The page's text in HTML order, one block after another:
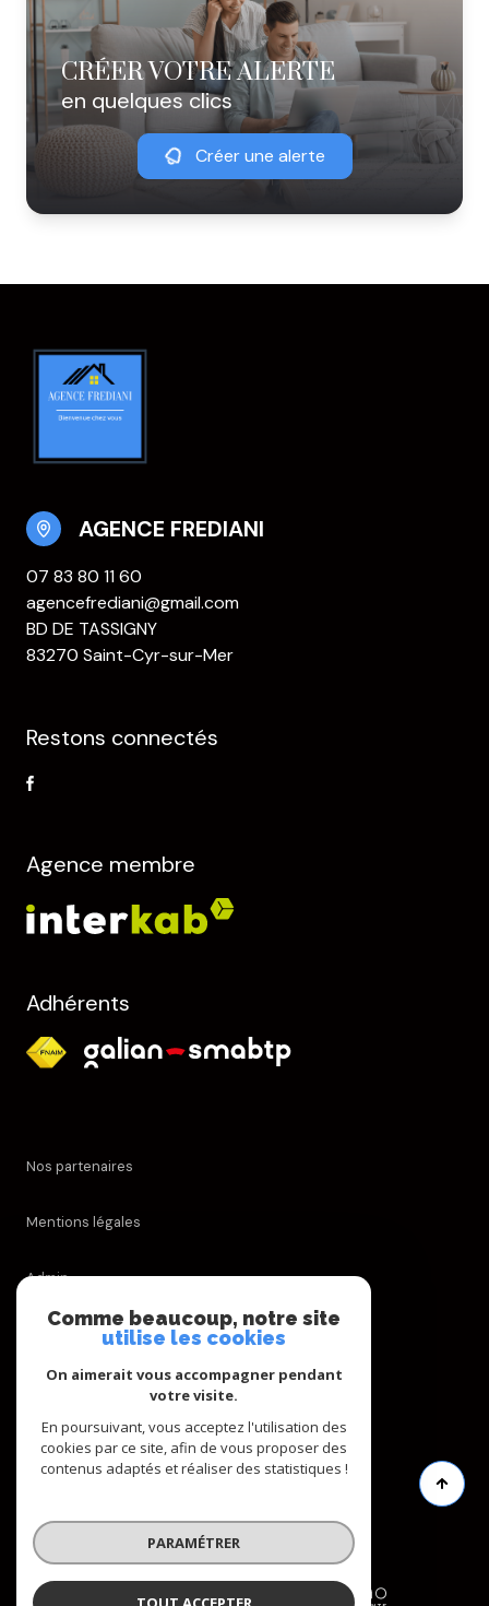
CRÉER VOTRE ALERTE
en quelques clics
Créer une alerte
AGENCE FREDIANI
07 83 80 11 60
agencefrediani@gmail.com
BD DE TASSIGNY
83270 Saint-Cyr-sur-Mer
Restons connectés
Agence membre
Adhérents
Nos partenaires
Mentions légales
Admin
Nos honoraires
Cookies
© 2026 | Tous droits réservés
Réalisé par
Comme beaucoup, notre site
utilise les cookies
On aimerait vous accompagner pendant
votre visite.
En poursuivant, vous acceptez l'utilisation des
cookies par ce site, afin de vous proposer des
contenus adaptés et réaliser des statistiques !
PARAMÉTRER